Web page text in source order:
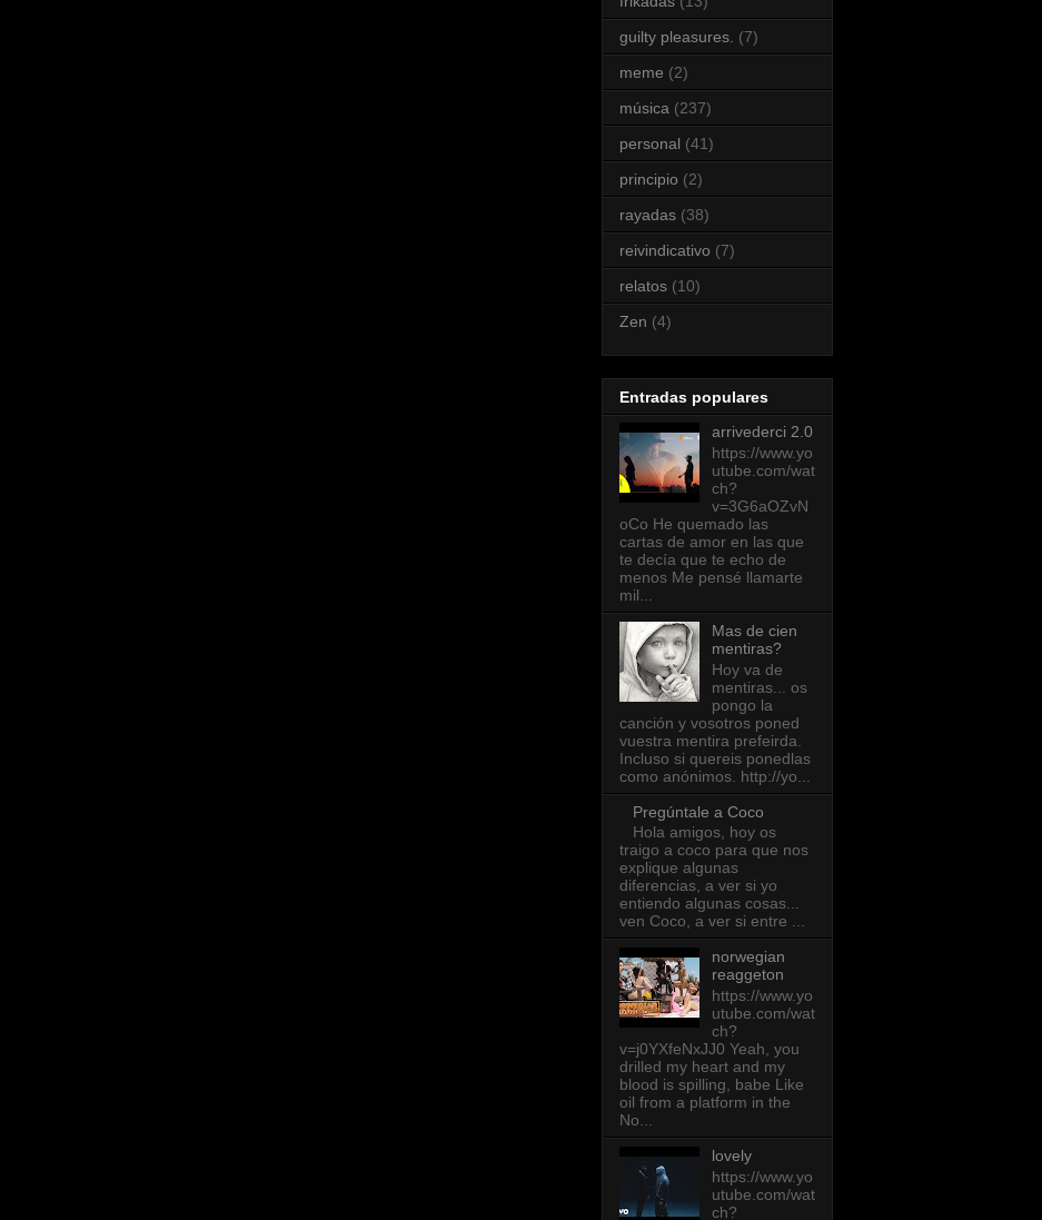
guilty pleasures. (7)
meme (2)
música (237)
personal (41)
principio (2)
rayadas (38)
reivindicativo (7)
relatos (10)
Zen (4)
Entradas populares
arrivederci 2.0
https://www.yo
utube.com/wat
ch?
v=3G6aOZvN
oCo He quemado las
cartas de amor en las que
te decía que te echo de
menos Me pensé llamarte
mil...
Mas de cien
mentiras?
Hoy va de
mentiras... os
pongo la
canción y vosotros poned
vuestra mentira prefeirda.
Incluso si quereis ponedlas
como anónimos. http://yo...
Pregúntale a Coco
Hola amigos, hoy os
traigo a coco para que nos
explique algunas
diferencias, a ver si yo
entiendo algunas cosas...
ven Coco, a ver si entre ...
norwegian
reaggeton
https://www.yo
utube.com/wat
ch?
v=j0YXfeNxJJ0 Yeah, you
drilled my heart and my
blood is spilling, babe Like
oil from a platform in the
No...
lovely
https://www.yo
utube.com/wat
ch?